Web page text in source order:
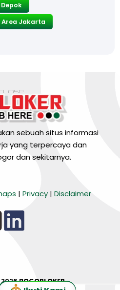
Area Jakarta
sebuah situs informasi
yang terpercaya dan
dan sekitarnya.
| Privacy | Disclaimer
2026BOGORLOKER